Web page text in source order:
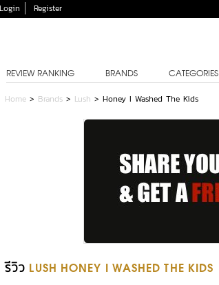
Login Register
REVIEW RANKING BRANDS CATEGORIES
Home > Brands > Lush > Honey I Washed The Kids
รีวิว LUSH HONEY I WASHED THE KIDS